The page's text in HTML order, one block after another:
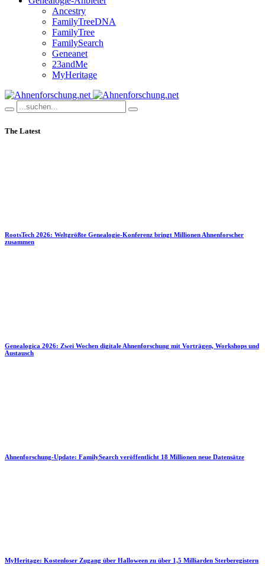
Ancestry
FamilyTreeDNA
FamilyTree
FamilySearch
Geneanet
23andMe
MyHeritage
The Latest
RootsTech 2026: Weltgrößte Genealogie-Konferenz bringt Millionen Ahnenforscher
zusammen
Genealogica 2026: Zwei Wochen digitale Ahnenforschung mit Vorträgen, Workshops und
Austausch
Ahnenforschung-Update: FamilySearch veröffentlicht 18 Millionen neue Datensätze
MyHeritage: Kostenloser Zugang über Halloween zu über 1,5 Milliarden Sterberegistern